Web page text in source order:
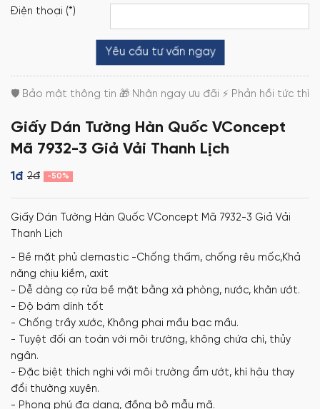
Điện thoại (*)
Yêu cầu tư vấn ngay
Giấy Dán Tường Hàn Quốc VConcept
Mã 7932-3 Giả Vải Thanh Lịch
1đ 2đ -50%
Giấy Dán Tường Hàn Quốc VConcept Mã 7932-3 Giả Vải
Thanh Lịch
- Bề mặt phủ clemastic -Chống thấm, chống rêu mốc,Khả
năng chịu kiềm, axit
- Dễ dàng cọ rửa bề mặt bằng xà phòng, nước, khăn ướt.
- Độ bám dính tốt
- Chống trầy xước, Không phai mầu bạc mầu.
- Tuyệt đối an toàn với môi trường, không chứa chì, thủy
ngân.
- Đặc biệt thích nghi với môi trường ẩm ướt, khí hậu thay
đổi thường xuyên.
- Phong phú đa dạng, đồng bộ mẫu mã.